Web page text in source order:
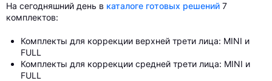
На сегодняшний день в каталоге готовых решений 7
комплектов:
Комплекты для коррекции верхней трети лица: MINI и
FULL
Комплекты для коррекции средней трети лица: MINI и
FULL